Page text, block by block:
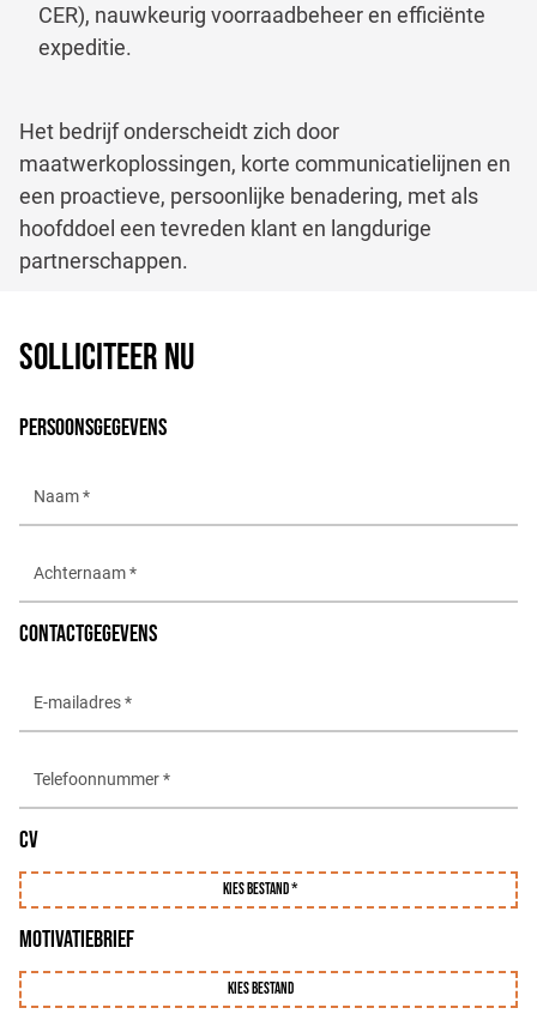
CER), nauwkeurig voorraadbeheer en efficiënte
expeditie.
Het bedrijf onderscheidt zich door
maatwerkoplossingen, korte communicatielijnen en
een proactieve, persoonlijke benadering, met als
hoofddoel een tevreden klant en langdurige
partnerschappen.
SOLLICITEER NU
PERSOONSGEGEVENS
CONTACTGEGEVENS
CV
Kies bestand *
MOTIVATIEBRIEF
Kies bestand